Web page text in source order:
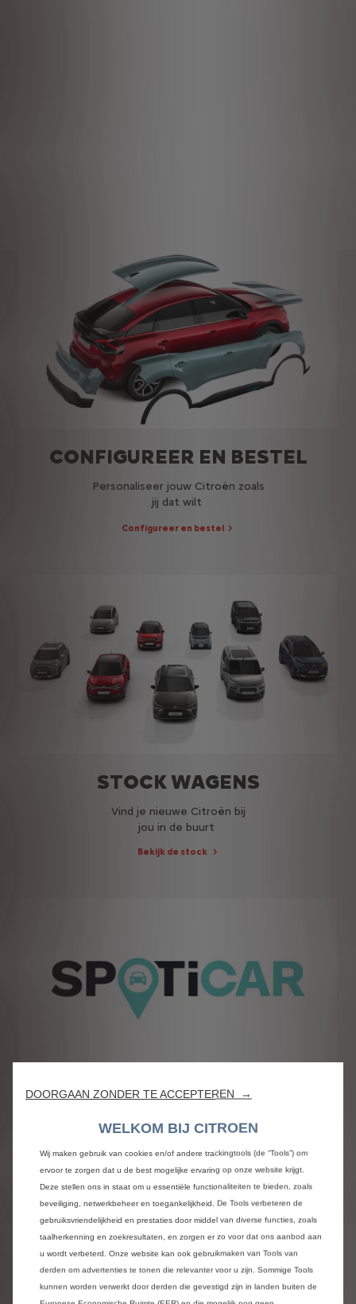
CONFIGUREER EN BESTEL
Personaliseer jouw Citroën zoals
jij dat wilt
Configureer en bestel
STOCK WAGENS
Vind je nieuwe Citroën bij
jou in de buurt
Bekijk de stock
TWEEDEHANDSWAGENS
Zoek de Citroën tweedehandswagen
die bij jouw budget past
Jouw wagen vinden
Eenvoudig elektrisch
DOORGAAN ZONDER TE ACCEPTEREN →
WELKOM BIJ CITROEN
Wij maken gebruik van cookies en/of andere trackingtools (de “Tools”) om
ervoor te zorgen dat u de best mogelijke ervaring op onze website krijgt.
Deze stellen ons in staat om u essentiële functionaliteiten te bieden, zoals
beveiliging, netwerkbeheer en toegankelijkheid. De Tools verbeteren de
gebruiksvriendelijkheid en prestaties door middel van diverse functies, zoals
taalherkenning en zoekresultaten, en zorgen er zo voor dat ons aanbod aan
u wordt verbeterd. Onze website kan ook gebruikmaken van Tools van
derden om advertenties te tonen die relevanter voor u zijn. Sommige Tools
kunnen worden verwerkt door derden die gevestigd zijn in landen buiten de